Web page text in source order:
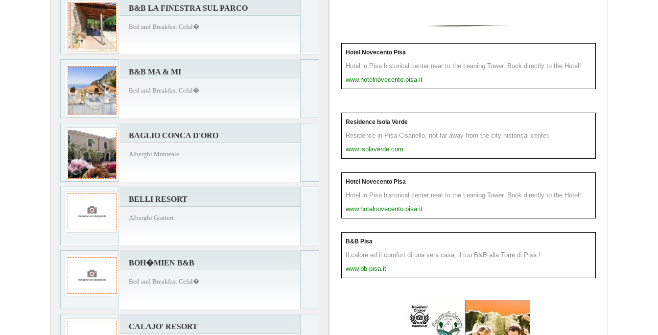
B&B LA FINESTRA SUL PARCO
Bed and Breakfast Cefal�
B&B MA & MI
Bed and Breakfast Cefal�
BAGLIO CONCA D'ORO
Alberghi Monreale
BELLI RESORT
Alberghi Gratteri
BOH�MIEN B&B
Bed and Breakfast Cefal�
CALAJO' RESORT
Hotel Novecento Pisa
Hotel in Pisa historical center near to the Leaning Tower. Book directly to the Hotel!
www.hotelnovecento.pisa.it
Residence Isola Verde
Residence in Pisa Cisanello, not far away from the city historical center.
www.isolaverde.com
Hotel Novecento Pisa
Hotel in Pisa historical center near to the Leaning Tower. Book directly to the Hotel!
www.hotelnovecento.pisa.it
B&B Pisa
Il calore ed il comfort di una vera casa, il tuo B&B alla Torre di Pisa !
www.bb-pisa.it